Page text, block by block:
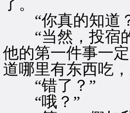
了。
“你真的知道
“当然，投宿的
他的第一件事一
道哪里有东西吃
“错了？”
“哦？”